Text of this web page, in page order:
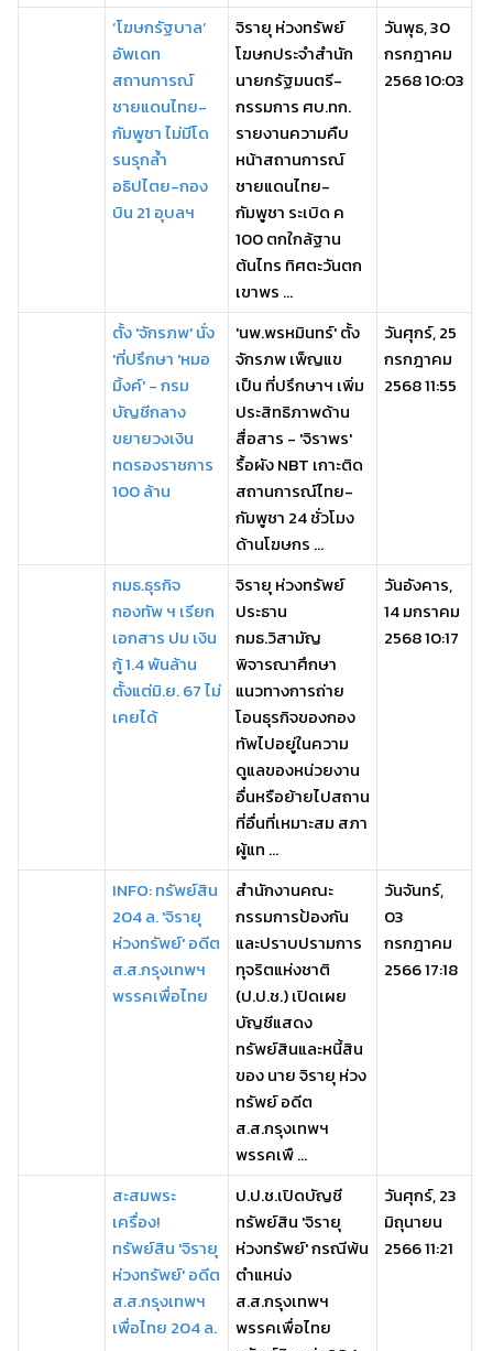
‘โฆษกรัฐบาล’
อัพเดท
สถานการณ์
ชายแดนไทย-
กัมพูชา ไม่มีโด
รนรุกล้ำ
อธิปไตย-กอง
บิน 21 อุบลฯ
จิรายุ ห่วงทรัพย์
โฆษกประจำสำนัก
นายกรัฐมนตรี-
กรรมการ ศบ.ทก.
รายงานความคืบ
หน้าสถานการณ์
ชายแดนไทย-
กัมพูชา ระเบิด ค
100 ตกใกล้ฐาน
ต้นไทร ทิศตะวันตก
เขาพร ...
วันพุธ, 30
กรกฎาคม
2568 10:03
ตั้ง 'จักรภพ' นั่ง
'ที่ปรึกษา 'หมอ
มิ้งค์' - กรม
บัญชีกลาง
ขยายวงเงิน
ทดรองราชการ
100 ล้าน
'นพ.พรหมินทร์' ตั้ง
จักรภพ เพ็ญแข
เป็น ที่ปรึกษาฯ เพิ่ม
ประสิทธิภาพด้าน
สื่อสาร - 'จิราพร'
รื้อผัง NBT เกาะติด
สถานการณ์ไทย-
กัมพูชา 24 ชั่วโมง
ด้านโฆษกร ...
วันศุกร์, 25
กรกฎาคม
2568 11:55
กมธ.ธุรกิจ
กองทัพ ฯ เรียก
เอกสาร ปม เงิน
กู้ 1.4 พันล้าน
ตั้งแต่มิ.ย. 67 ไม่
เคยได้
จิรายุ ห่วงทรัพย์
ประธาน
กมธ.วิสามัญ
พิจารณาศึกษา
แนวทางการถ่าย
โอนธุรกิจของกอง
ทัพไปอยู่ในความ
ดูแลของหน่วยงาน
อื่นหรือย้ายไปสถาน
ที่อื่นที่เหมาะสม สภา
ผู้แท ...
วันอังคาร,
14 มกราคม
2568 10:17
INFO: ทรัพย์สิน
204 ล. 'จิรายุ
ห่วงทรัพย์' อดีต
ส.ส.กรุงเทพฯ
พรรคเพื่อไทย
สำนักงานคณะ
กรรมการป้องกัน
และปราบปรามการ
ทุจริตแห่งชาติ
(ป.ป.ช.) เปิดเผย
บัญชีแสดง
ทรัพย์สินและหนี้สิน
ของ นาย จิรายุ ห่วง
ทรัพย์ อดีต
ส.ส.กรุงเทพฯ
พรรคเพื ...
วันจันทร์,
03
กรกฎาคม
2566 17:18
สะสมพระ
เครื่อง!
ทรัพย์สิน 'จิรายุ
ห่วงทรัพย์' อดีต
ส.ส.กรุงเทพฯ
เพื่อไทย 204 ล.
ป.ป.ช.เปิดบัญชี
ทรัพย์สิน 'จิรายุ
ห่วงทรัพย์' กรณีพ้น
ตำแหน่ง
ส.ส.กรุงเทพฯ
พรรคเพื่อไทย
วันศุกร์, 23
มิถุนายน
2566 11:21